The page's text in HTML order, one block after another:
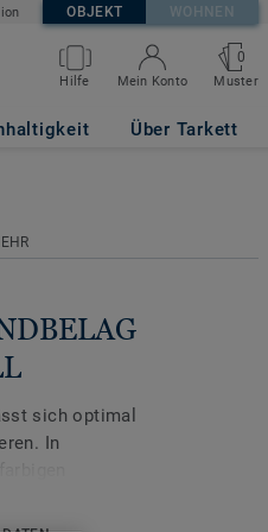
OBJEKT WOHNEN
Hilfe Mein Konto
0
Muster
Über Tarkett
sich optimal
In
für